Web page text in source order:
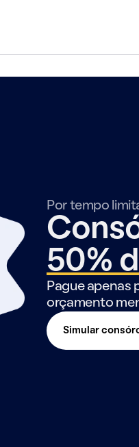
Por tempo
50%
Pague apenas
orçamento
Simular